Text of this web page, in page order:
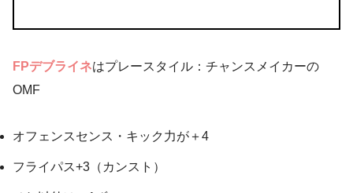
FPデブライネはプレースタイル：チャンスメイカーの
OMF
オフェンスセンス・キック力が＋4
フライパス+3（カンスト）